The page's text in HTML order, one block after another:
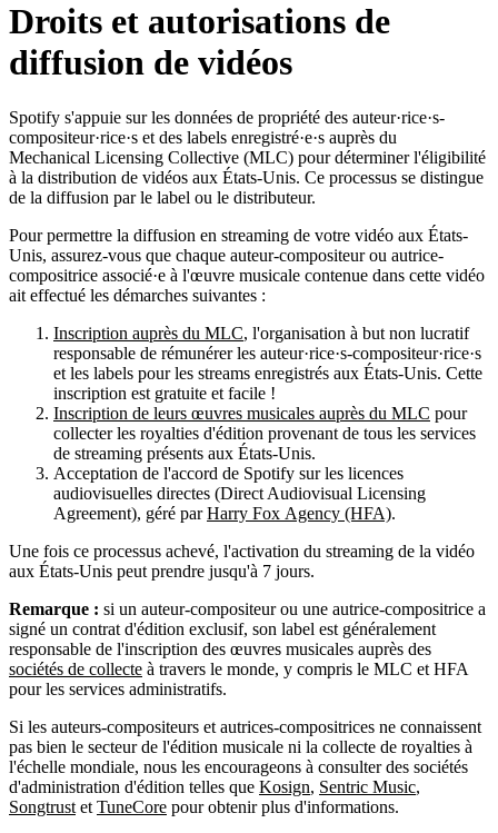
Droits et autorisations de
diffusion de vidéos
Spotify s'appuie sur les données de propriété des auteur·rice·s-
compositeur·rice·s et des labels enregistré·e·s auprès du
Mechanical Licensing Collective (MLC) pour déterminer l'éligibilité
à la distribution de vidéos aux États-Unis. Ce processus se distingue
de la diffusion par le label ou le distributeur.
Pour permettre la diffusion en streaming de votre vidéo aux États-
Unis, assurez-vous que chaque auteur-compositeur ou autrice-
compositrice associé·e à l'œuvre musicale contenue dans cette vidéo
ait effectué les démarches suivantes :
Inscription auprès du MLC, l'organisation à but non lucratif
responsable de rémunérer les auteur·rice·s-compositeur·rice·s
et les labels pour les streams enregistrés aux États-Unis. Cette
inscription est gratuite et facile !
Inscription de leurs œuvres musicales auprès du MLC pour
collecter les royalties d'édition provenant de tous les services
de streaming présents aux États-Unis.
Acceptation de l'accord de Spotify sur les licences
audiovisuelles directes (Direct Audiovisual Licensing
Agreement), géré parHarry Fox Agency (HFA).
Une fois ce processus achevé, l'activation du streaming de la vidéo
aux États-Unis peut prendre jusqu'à 7 jours.
Remarque : si un auteur-compositeur ou une autrice-compositrice a
signé un contrat d'édition exclusif, son label est généralement
responsable de l'inscription des œuvres musicales auprès des
sociétés de collecte à travers le monde, y compris le MLC et HFA
pour les services administratifs.
Si les auteurs-compositeurs et autrices-compositrices ne connaissent
pas bien le secteur de l'édition musicale ni la collecte de royalties à
l'échelle mondiale, nous les encourageons à consulter des sociétés
d'administration d'édition telles que Kosign, Sentric Music,
Songtrust et TuneCore pour obtenir plus d'informations.